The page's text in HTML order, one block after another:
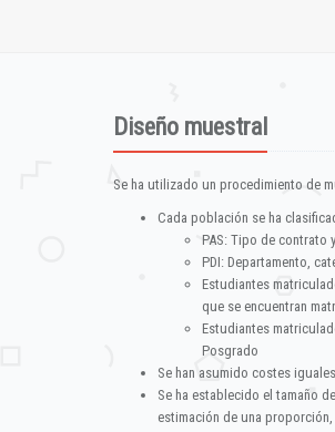
Diseño muestral
Se ha utilizado un procedimiento de
Cada población se ha
PAS: Tipo de contrato
PDI: Departamento,
Estudiantes
que se encuentran
Estudiantes
Posgrado
Se han asumido costes
Se ha establecido el tamaño
estimación de una